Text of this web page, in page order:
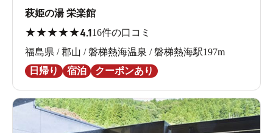
萩姫の湯 栄楽館
★★★★★4.116件の口コミ
福島県 / 郡山 / 磐梯熱海温泉 / 磐梯熱海駅197m
日帰り
宿泊 クーポンあり